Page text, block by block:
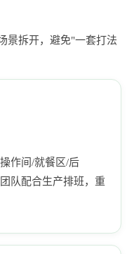
景拆开，避免"一套打法
作间/就餐区/后
队配合生产排班，重